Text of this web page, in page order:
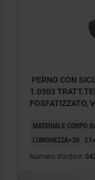
PERNO CON
1.0503
FOSFATIZZATO,
MATERIALE CORPO
LUNGHEZZA=20
Numero d’ordine: